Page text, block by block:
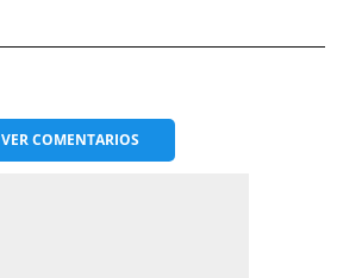
VERCOMENTARIOS